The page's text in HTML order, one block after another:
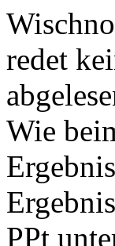
redet
Wie
PPt